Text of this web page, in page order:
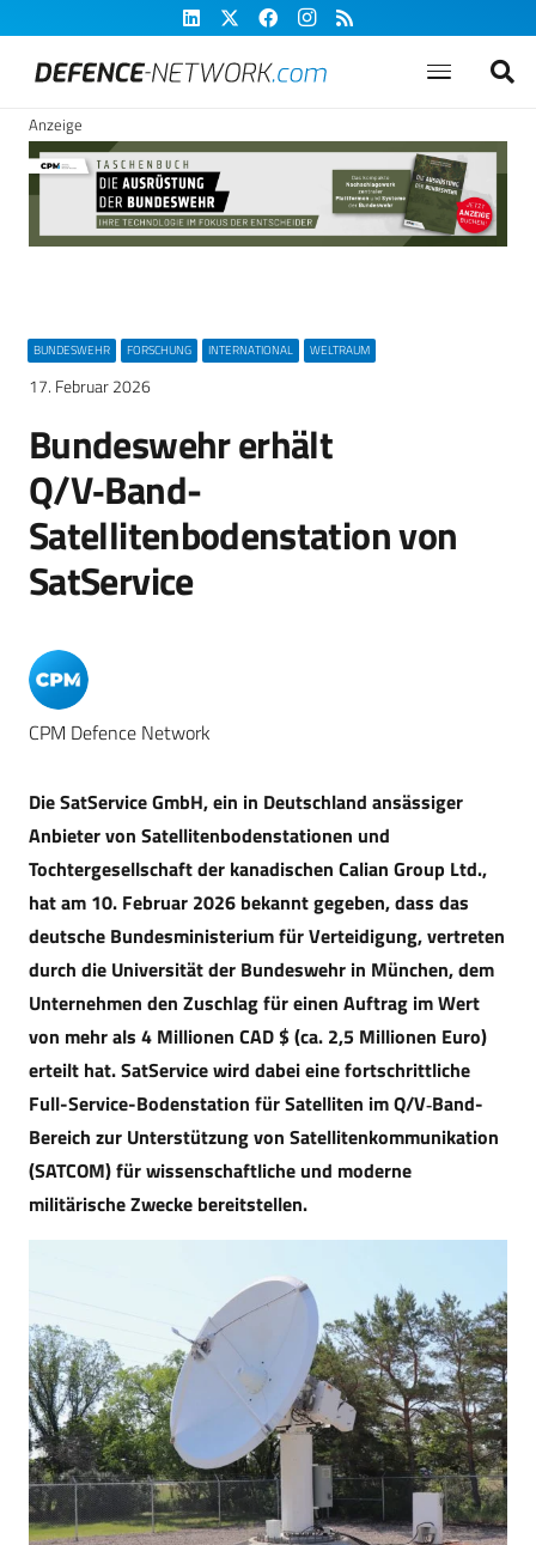
Anzeige
BUNDESWEHR FORSCHUNG INTERNATIONAL WELTRAUM
17. Februar 2026
Bundeswehr erhält
Q/V‑Band-
Satellitenbodenstation von
SatService
CPM Defence Network
Die SatService GmbH, ein in Deutschland ansässiger
Anbieter von Satellitenbodenstationen und
Tochtergesellschaft der kanadischen Calian Group Ltd.,
hat am 10. Februar 2026 bekannt gegeben, dass das
deutsche Bundesministerium für Verteidigung, vertreten
durch die Universität der Bundeswehr in München, dem
Unternehmen den Zuschlag für einen Auftrag im Wert
von mehr als 4 Millionen CAD $ (ca. 2,5 Millionen Euro)
erteilt hat. SatService wird dabei eine fortschrittliche
Full-Service-Bodenstation für Satelliten im Q/V‑Band-
Bereich zur Unterstützung von Satellitenkommunikation
(SATCOM) für wissenschaftliche und moderne
militärische Zwecke bereitstellen.